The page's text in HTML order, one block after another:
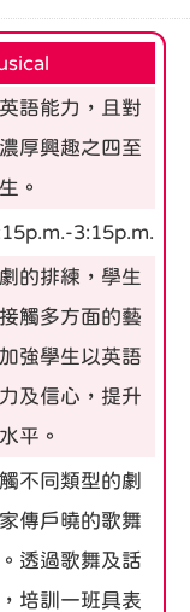
語能力，且對
厚興趣之四至
。
3:15p.m.
的排練，學生
觸多方面的藝
強學生以英語
及信心，提升
平。
不同類型的劇
傳戶曉的歌舞
透過歌舞及話
培訓一班具表